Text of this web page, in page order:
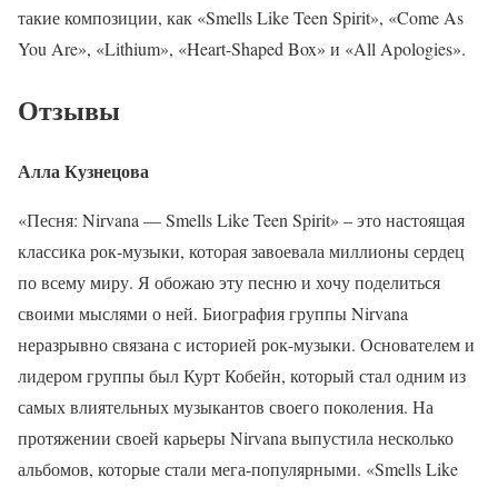
такие композиции, как «Smells Like Teen Spirit», «Come As
You Are», «Lithium», «Heart-Shaped Box» и «All Apologies».
Отзывы
Алла Кузнецова
«Песня: Nirvana — Smells Like Teen Spirit» – это настоящая
классика рок-музыки, которая завоевала миллионы сердец
по всему миру. Я обожаю эту песню и хочу поделиться
своими мыслями о ней. Биография группы Nirvana
неразрывно связана с историей рок-музыки. Основателем и
лидером группы был Курт Кобейн, который стал одним из
самых влиятельных музыкантов своего поколения. На
протяжении своей карьеры Nirvana выпустила несколько
альбомов, которые стали мега-популярными. «Smells Like